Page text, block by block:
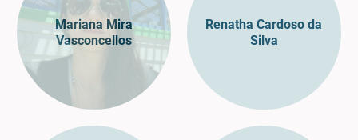
Mariana Mira
Vasconcellos
Renatha Cardoso da
Silva